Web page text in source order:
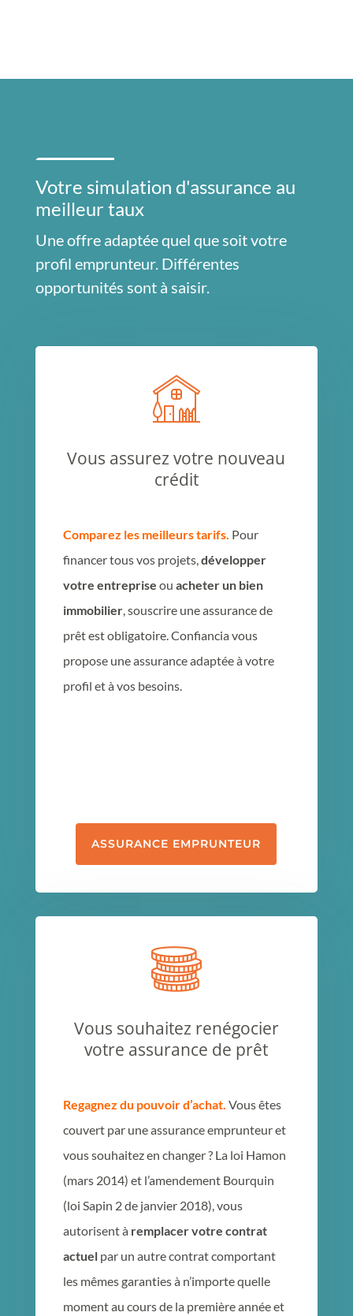
Votre simulation d'assurance au
meilleur taux
Une offre adaptée quel que soit votre
profil emprunteur. Différentes
opportunités sont à saisir.
Vous assurez votre nouveau
crédit
Comparez les meilleurs tarifs. Pour
financer tous vos projets,développer
votre entreprise ou acheter un bien
immobilier, souscrire une assurance de
prêt est obligatoire. Confiancia vous
propose une assurance adaptée à votre
profil et à vos besoins.
ASSURANCE EMPRUNTEUR
Vous souhaitez renégocier
votre assurance de prêt
Regagnez du pouvoir d’achat. Vous êtes
couvert par une assurance emprunteur et
vous souhaitez en changer ? La loi Hamon
(mars 2014) et l’amendement Bourquin
(loi Sapin 2 de janvier 2018), vous
autorisent à remplacer votre contrat
actuelpar un autre contrat comportant
les mêmes garanties à n’importe quelle
moment au cours de la première année et